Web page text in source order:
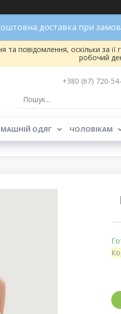
доставка при
повідомлення, оскільки за
робочий
+380 (67) 720-
ОДЯГ ЧОЛОВІКАМ